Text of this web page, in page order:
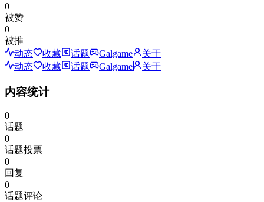
0
被赞
0
被推
动态
收藏 话题 Galgame
关于
动态
收藏 话题 Galgame 关于
内容统计
0
话题
0
话题投票
0
回复
0
话题评论